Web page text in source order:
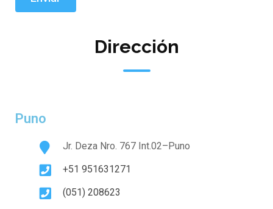
Dirección
Puno
Jr. Deza Nro. 767 Int.02–Puno
+51 951631271
(051) 208623